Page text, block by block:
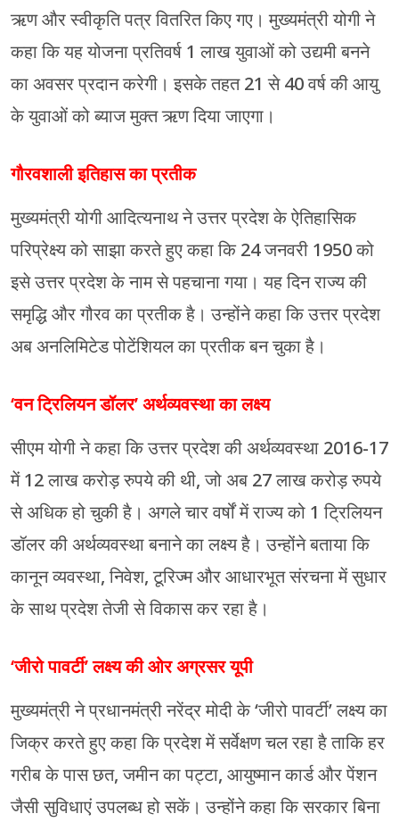
ऋण और स्वीकृति पत्र वितरित किए गए। मुख्यमंत्री योगी ने
कहा कि यह योजना प्रतिवर्ष 1 लाख युवाओं को उद्यमी बनने
का अवसर प्रदान करेगी। इसके तहत 21 से 40 वर्ष की आयु
के युवाओं को ब्याज मुक्त ऋण दिया जाएगा।
गौरवशाली इतिहास का प्रतीक
मुख्यमंत्री योगी आदित्यनाथ ने उत्तर प्रदेश के ऐतिहासिक
परिप्रेक्ष्य को साझा करते हुए कहा कि 24 जनवरी 1950 को
इसे उत्तर प्रदेश के नाम से पहचाना गया। यह दिन राज्य की
समृद्धि और गौरव का प्रतीक है। उन्होंने कहा कि उत्तर प्रदेश
अब अनलिमिटेड पोटेंशियल का प्रतीक बन चुका है।
‘वन ट्रिलियन डॉलर’ अर्थव्यवस्था का लक्ष्य
सीएम योगी ने कहा कि उत्तर प्रदेश की अर्थव्यवस्था 2016-17
में 12 लाख करोड़ रुपये की थी, जो अब 27 लाख करोड़ रुपये
से अधिक हो चुकी है। अगले चार वर्षों में राज्य को 1 ट्रिलियन
डॉलर की अर्थव्यवस्था बनाने का लक्ष्य है। उन्होंने बताया कि
कानून व्यवस्था, निवेश, टूरिज्म और आधारभूत संरचना में सुधार
के साथ प्रदेश तेजी से विकास कर रहा है।
‘जीरो पावर्टी’ लक्ष्य की ओर अग्रसर यूपी
मुख्यमंत्री ने प्रधानमंत्री नरेंद्र मोदी के ‘जीरो पावर्टी’ लक्ष्य का
जिक्र करते हुए कहा कि प्रदेश में सर्वेक्षण चल रहा है ताकि हर
गरीब के पास छत, जमीन का पट्टा, आयुष्मान कार्ड और पेंशन
जैसी सुविधाएं उपलब्ध हो सकें। उन्होंने कहा कि सरकार बिना